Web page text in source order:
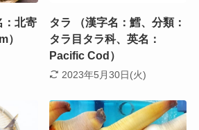
：北寄
）
タラ （漢字名：鱈、分類：
タラ目タラ科、英名：
Pacific Cod）
2023年5月30日(火)